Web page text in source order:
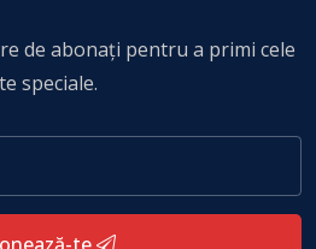
de abonați pentru a primi cele
speciale.